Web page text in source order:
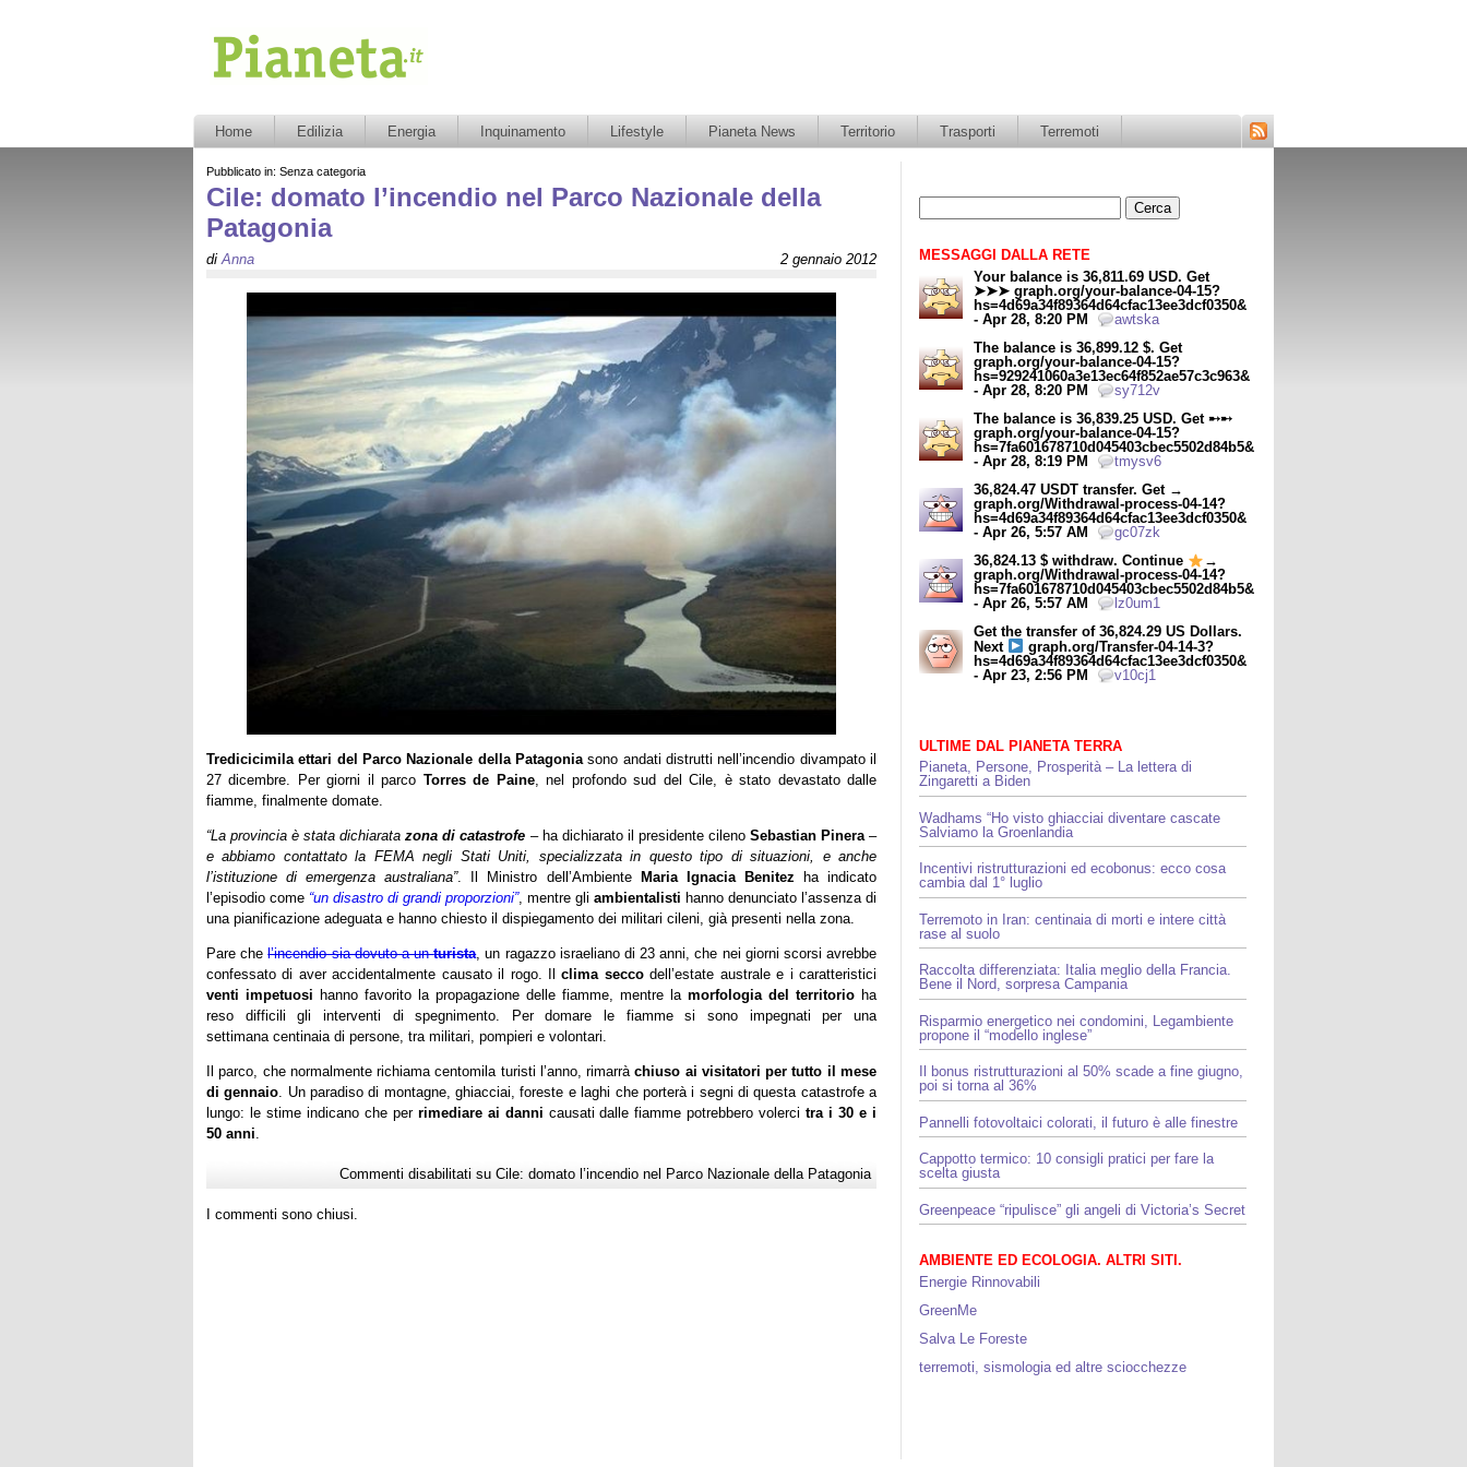
Segui
Home Edilizia Energia Inquinamento Lifestyle Pianeta News Territorio Trasporti Terremoti
Pubblicato in: Senza categoria
Cile: domato l’incendio nel Parco Nazionale della
Patagonia
diAnna 2 gennaio 2012
Tredicicimila ettari del Parco Nazionale della Patagoniasono andati distrutti nell’incendio divampato il
27 dicembre. Per giorni il parco Torres de Paine, nel profondo sud del Cile, è stato devastato dalle
fiamme, finalmente domate.
“La provincia è stata dichiaratazona di catastrofe – ha dichiarato il presidente cileno Sebastian Pinera–
e abbiamo contattato la FEMA negli Stati Uniti, specializzata in questo tipo di situazioni, e anche
l’istituzione di emergenza australiana”. Il Ministro dell’AmbienteMaria Ignacia Benitez ha indicato
l’episodio come “un disastro di grandi proporzioni”, mentre gli ambientalisti hanno denunciato l’assenza di
una pianificazione adeguata e hanno chiesto il dispiegamento dei militari cileni, già presenti nella zona.
Pare chel’incendio sia dovuto a unturista, un ragazzo israeliano di 23 anni, che nei giorni scorsi avrebbe
confessato di aver accidentalmente causato il rogo. Ilclima seccodell’estate australe e i caratteristici
venti impetuosi hanno favorito la propagazione delle fiamme, mentre la morfologia del territorio ha
reso difficili gli interventi di spegnimento. Per domare le fiamme si sono impegnati per una
settimana centinaia di persone, tra militari, pompieri e volontari.
Il parco, che normalmente richiama centomila turisti l’anno, rimarràchiuso ai visitatori per tutto il mese
di gennaio. Un paradiso di montagne, ghiacciai, foreste e laghi che porterà i segni di questa catastrofe a
lungo: le stime indicano che per rimediare ai danni causati dalle fiamme potrebbero volercitra i 30 e i
50 anni.
Commenti disabilitati su Cile: domato l’incendio nel Parco Nazionale della Patagonia
I commenti sono chiusi.
MESSAGGI DALLA RETE
Your balance is 36,811.69 USD. Get
➤➤➤ graph.org/your-balance-04-15?
hs=4d69a34f89364d64cfac13ee3dcf0350&
- Apr 28, 8:20 PM
awtska
The balance is 36,899.12 $. Get
graph.org/your-balance-04-15?
hs=929241060a3e13ec64f852ae57c3c963&
- Apr 28, 8:20 PM
sy712v
The balance is 36,839.25 USD. Get ➸➸
graph.org/your-balance-04-15?
hs=7fa601678710d045403cbec5502d84b5&
- Apr 28, 8:19 PM
tmysv6
36,824.47 USDT transfer. Get →
graph.org/Withdrawal-process-04-14?
hs=4d69a34f89364d64cfac13ee3dcf0350&
- Apr 26, 5:57 AM
gc07zk
36,824.13 $ withdraw. Continue
→
graph.org/Withdrawal-process-04-14?
hs=7fa601678710d045403cbec5502d84b5&
- Apr 26, 5:57 AM
lz0um1
Get the transfer of 36,824.29 US Dollars.
Next
graph.org/Transfer-04-14-3?
hs=4d69a34f89364d64cfac13ee3dcf0350&
- Apr 23, 2:56 PM
v10cj1
ULTIME DAL PIANETA TERRA
Pianeta, Persone, Prosperità – La lettera di
Zingaretti a Biden
Wadhams “Ho visto ghiacciai diventare cascate
Salviamo la Groenlandia
Incentivi ristrutturazioni ed ecobonus: ecco cosa
cambia dal 1° luglio
Terremoto in Iran: centinaia di morti e intere città
rase al suolo
Raccolta differenziata: Italia meglio della Francia.
Bene il Nord, sorpresa Campania
Risparmio energetico nei condomini, Legambiente
propone il “modello inglese”
Il bonus ristrutturazioni al 50% scade a fine giugno,
poi si torna al 36%
Pannelli fotovoltaici colorati, il futuro è alle finestre
Cappotto termico: 10 consigli pratici per fare la
scelta giusta
Greenpeace “ripulisce” gli angeli di Victoria’s Secret
AMBIENTE ED ECOLOGIA. ALTRI SITI.
Energie Rinnovabili
GreenMe
Salva Le Foreste
terremoti, sismologia ed altre sciocchezze